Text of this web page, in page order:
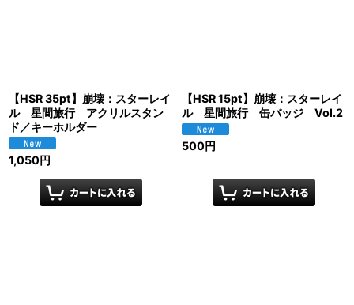
【HSR 35pt】崩壊：スターレイ
ル 星間旅行 アクリルスタン
ド／キーホルダー
1,050円
【HSR 15pt】崩壊：スターレイ
ル 星間旅行 缶バッジ Vol.2
500円